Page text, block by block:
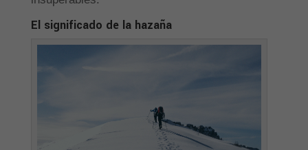
El significado de la hazaña